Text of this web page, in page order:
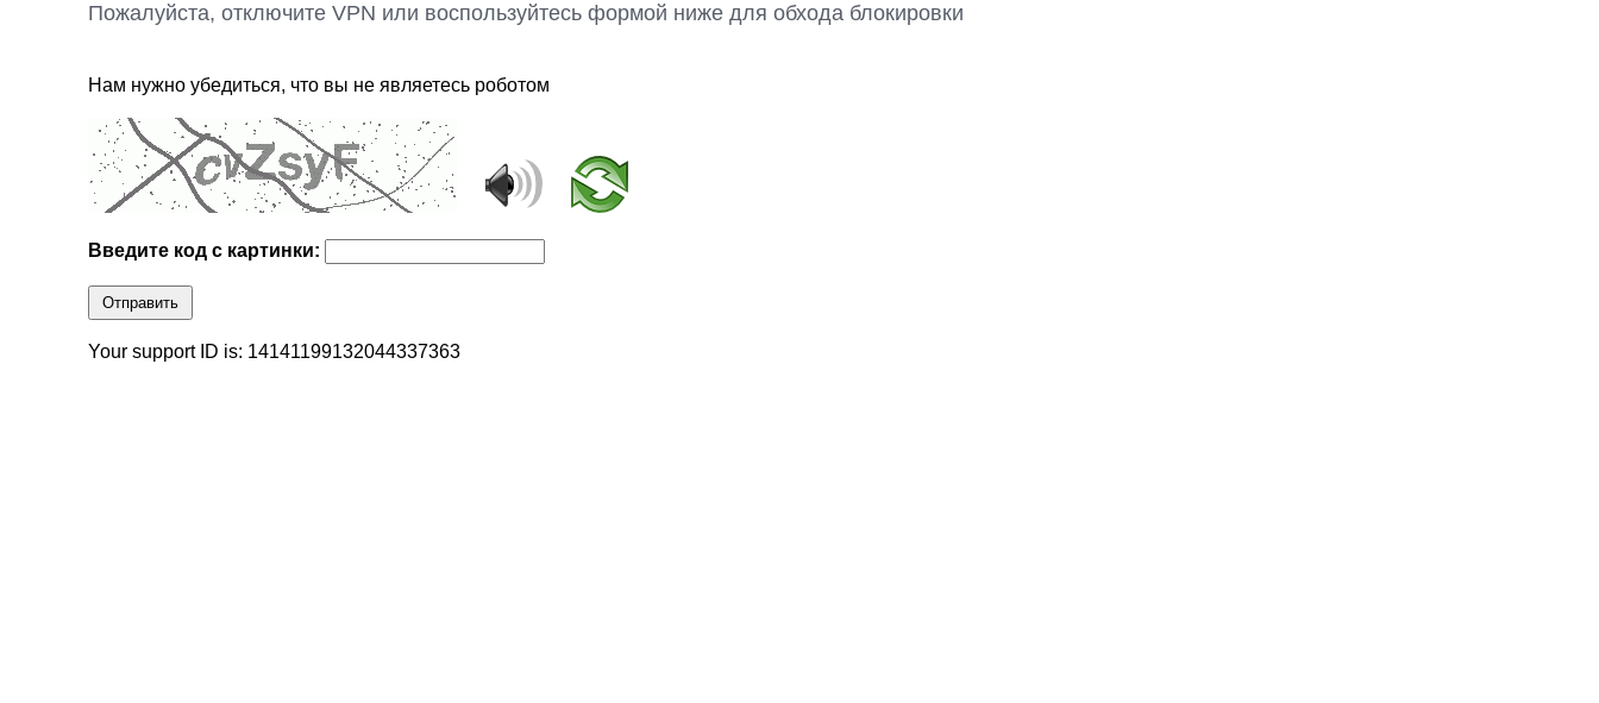
Пожалуйста, отключите VPN или воспользуйтесь формой ниже для обхода блокировки
Нам нужно убедиться, что вы не являетесь роботом
Введите код с картинки:
Отправить
Your support ID is: 14141199132044337363